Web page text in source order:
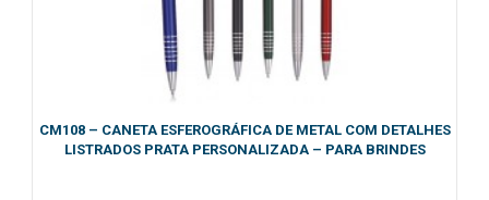
CM108 – CANETA ESFEROGRÁFICA DE METAL COM DETALHES
LISTRADOS PRATA PERSONALIZADA – PARA BRINDES